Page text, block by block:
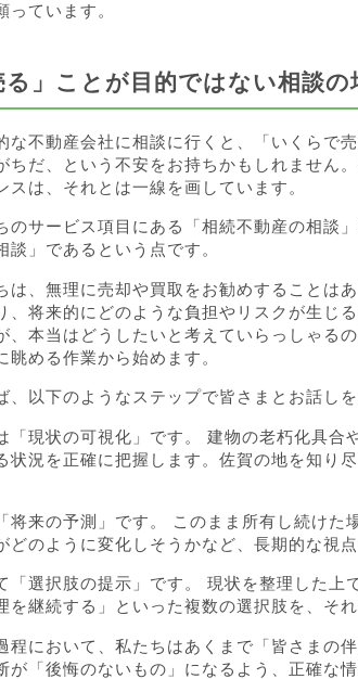
っています。
る」ことが目的ではない相談の
な不動産会社に相談に行くと、「いくらで
ちだ、という不安をお持ちかもしれません
スは、それとは一線を画しています。
のサービス項目にある「相続不動産の相談
談」であるという点です。
は、無理に売却や買取をお勧めすることは
、将来的にどのような負担やリスクが生じ
、本当はどうしたいと考えていらっしゃる
眺める作業から始めます。
、以下のようなステップで皆さまとお話し
「現状の可視化」です。 建物の老朽化具
状況を正確に把握します。佐賀の地を知り
将来の予測」です。 このまま所有し続けた
どのように変化しそうかなど、長期的な視
「選択肢の提示」です。 現状を整理した上
を継続する」といった複数の選択肢を、そ
程において、私たちはあくまで「皆さまの
が「後悔のないもの」になるよう、正確な